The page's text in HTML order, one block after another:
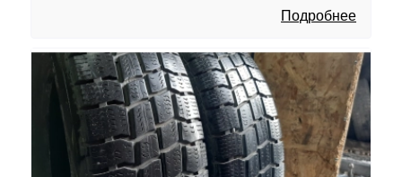
Подробнее